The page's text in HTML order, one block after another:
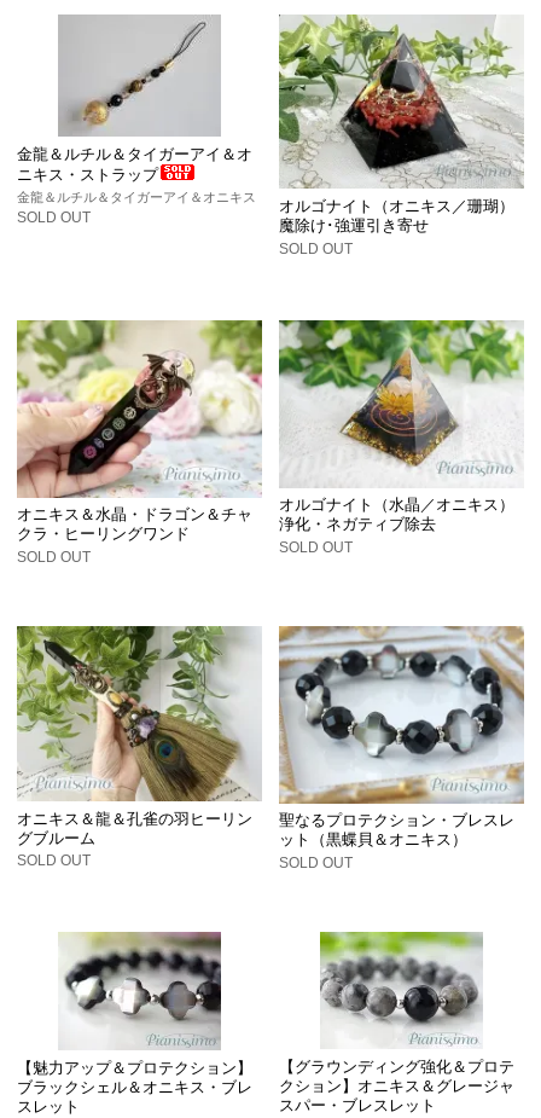
金龍＆ルチル＆タイガーアイ＆オ
ニキス・ストラップ
金龍＆ルチル＆タイガーアイ＆オニキス
SOLD OUT
オルゴナイト（オニキス／珊瑚）
魔除け･強運引き寄せ
SOLD OUT
オニキス＆水晶・ドラゴン＆チャ
クラ・ヒーリングワンド
SOLD OUT
オルゴナイト（水晶／オニキス）
浄化・ネガティブ除去
SOLD OUT
オニキス＆龍＆孔雀の羽ヒーリン
グブルーム
SOLD OUT
聖なるプロテクション・ブレスレ
ット（黒蝶貝＆オニキス）
SOLD OUT
【魅力アップ＆プロテクション】
ブラックシェル＆オニキス・ブレ
スレット
【グラウンディング強化＆プロテ
クション】オニキス＆グレージャ
スパー・ブレスレット